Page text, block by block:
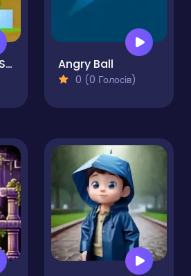
0 (0 Голосів)
Run Away from Sprunki Eater Angry Ball
0 (0 Голосів)